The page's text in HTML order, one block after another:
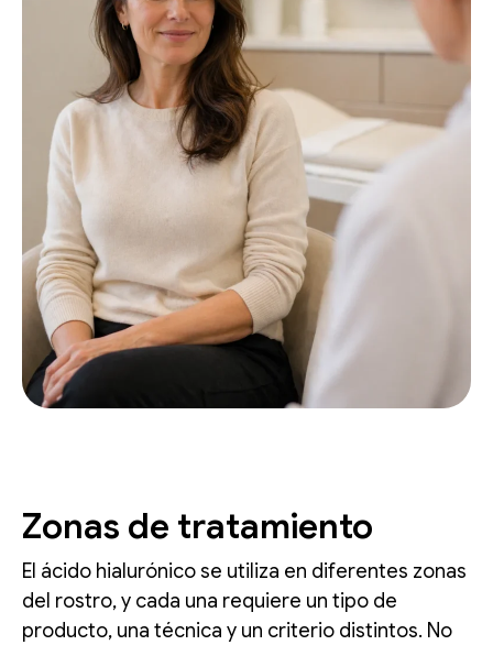
Zonas de tratamiento
El ácido hialurónico se utiliza en diferentes zonas
del rostro, y cada una requiere un tipo de
producto, una técnica y un criterio distintos. No